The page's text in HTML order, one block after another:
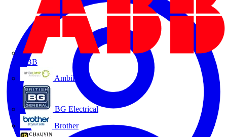
ABB
Ambilamp
BG Electrical
Brother